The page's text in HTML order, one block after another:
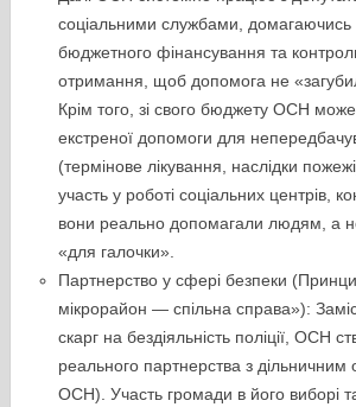
соціальними службами, домагаючись
бюджетного фінансування та
отримання, щоб допомога не
Крім того, зі свого бюджету ОСН
екстреної допомоги для
(термінове лікування, наслідки
участь у роботі соціальних центрів,
вони реально допомагали людям, а
«для галочки».
Партнерство у сфері безпеки
мікрорайон — спільна справа»):
скарг на бездіяльність поліції, ОСН
реального партнерства з дільничним
ОСН). Участь громади в його виборі